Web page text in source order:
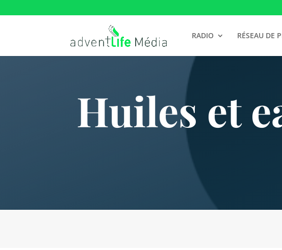
RADIO RÉSEAU DE
Huiles et